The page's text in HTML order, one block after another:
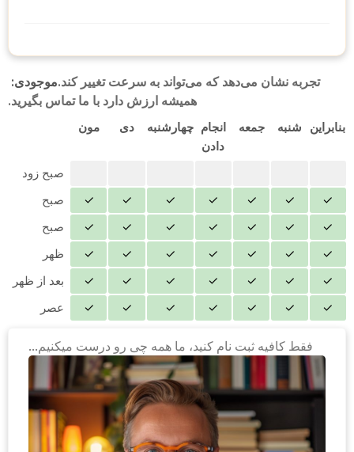
موجودی:تجربه نشان می‌دهد که می‌تواند به سرعت تغییر کند.
همیشه ارزش دارد با ما تماس بگیرید.
مون دی چهارشنبه انجام
دادن
جمعه شنبه بنابراین
صبح زود
صبح
✓ ✓ ✓ ✓ ✓ ✓
✓
صبح
✓ ✓ ✓ ✓ ✓ ✓
✓
ظهر
✓ ✓ ✓ ✓ ✓ ✓
✓
بعد از ظهر
✓ ✓ ✓ ✓ ✓ ✓
✓
عصر
✓ ✓ ✓ ✓ ✓ ✓ ✓
فقط کافیه ثبت نام کنید، ما همه چی رو درست میکنیم...